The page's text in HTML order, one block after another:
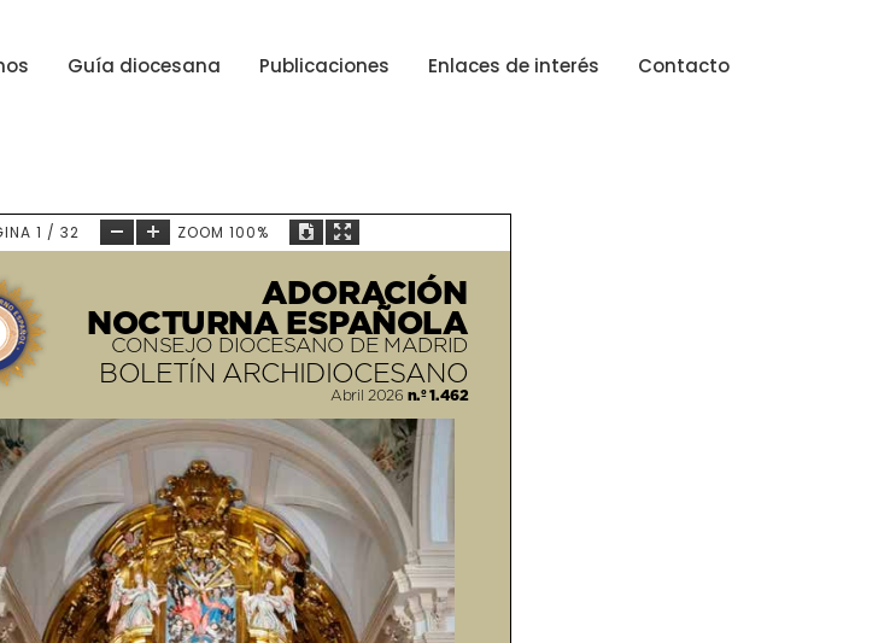
Guía diocesana Publicaciones Enlaces de interés Contacto
1 / 32 ZOOM 100%
ADORACIÓN
NOCTURNA ESPAÑOLA
BOLETÍN ARCHIDIOCESANO
CONSEJO DIOCESANO DE MADRID
Abril 2026 n.º 1.462